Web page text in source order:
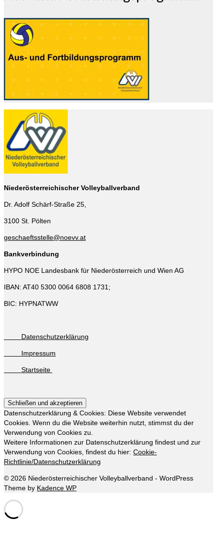
Niederösterreichischer Volleyballverband
Dr. Adolf Schärf-Straße 25,
3100 St. Pölten
geschaeftsstelle@noevv.at
Bankverbindung
HYPO NOE Landesbank für Niederösterreich und Wien AG
IBAN: AT40 5300 0064 6808 1731;
BIC: HYPNATWW
Datenschutzerklärung
Impressum
Startseite
Datenschutzerklärung & Cookies: Diese Website verwendet
Cookies. Wenn du die Website weiterhin nutzt, stimmst du der
Verwendung von Cookies zu.
Weitere Informationen zur Datenschutzerklärung findest und zur
Verwendung von Cookies, findest du hier: Cookie-
Richtlinie/Datenschutzerklärung
© 2026 Niederösterreichischer Volleyballverband - WordPress
Theme by Kadence WP